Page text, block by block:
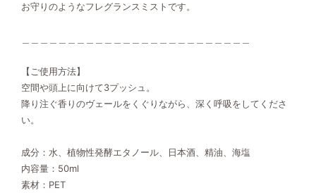
お守りのようなフレグランスミストです。
【ご使用方法】
空間や頭上に向けて3プッシュ。
降り注ぐ香りのヴェールをくぐりながら、深く呼吸をしてくださ
い。
成分：水、植物性発酵エタノール、日本酒、精油、海塩
内容量：50ml
素材：PET